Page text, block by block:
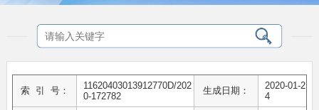
索 引 号：
11620403013912770D/202
0-172782
生成日期：
2020-01-2
4